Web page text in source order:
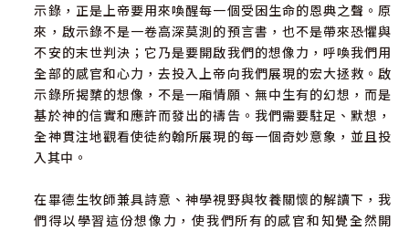
示錄，正是上帝要用來喚醒每一個受困生命的恩典之聲。原
來，啟示錄不是一卷高深莫測的預言書，也不是帶來恐懼與
不安的末世判決；它乃是要開啟我們的想像力，呼喚我們用
全部的感官和心力，去投入上帝向我們展現的宏大拯救。啟
示錄所揭櫫的想像，不是一廂情願、無中生有的幻想，而是
基於神的信實和應許而發出的禱告。我們需要駐足、默想，
全神貫注地觀看使徒約翰所展現的每一個奇妙意象，並且投
入其中。
在畢德生牧師兼具詩意、神學視野與牧養關懷的解讀下，我
們得以學習這份想像力，使我們所有的感官和知覺全然開